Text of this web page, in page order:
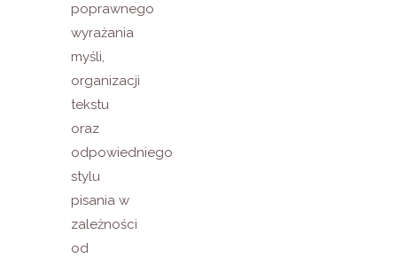
poprawnego
wyrażania
myśli,
organizacji
tekstu
oraz
odpowiedniego
stylu
pisania w
zależności
od